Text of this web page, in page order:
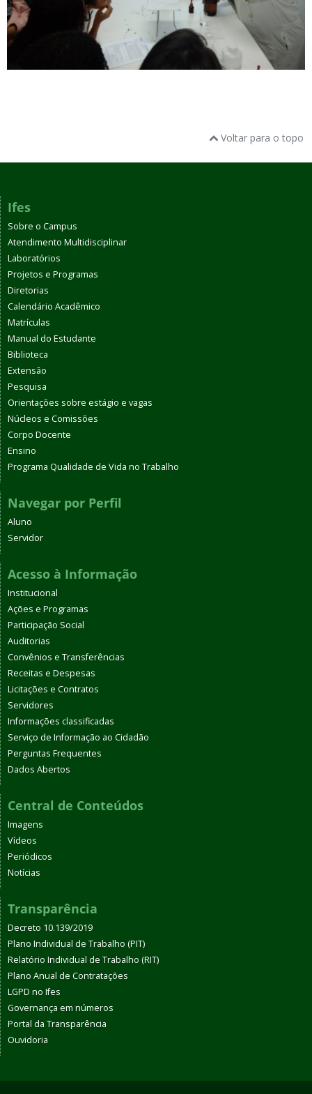
Voltar para o topo
Ifes
Sobre o Campus
Atendimento Multidisciplinar
Laboratórios
Projetos e Programas
Diretorias
Calendário Acadêmico
Matrículas
Manual do Estudante
Biblioteca
Extensão
Pesquisa
Orientações sobre estágio e vagas
Núcleos e Comissões
Corpo Docente
Ensino
Programa Qualidade de Vida no Trabalho
Navegar por Perfil
Aluno
Servidor
Acesso à Informação
Institucional
Ações e Programas
Participação Social
Auditorias
Convênios e Transferências
Receitas e Despesas
Licitações e Contratos
Servidores
Informações classificadas
Serviço de Informação ao Cidadão
Perguntas Frequentes
Dados Abertos
Central de Conteúdos
Imagens
Vídeos
Periódicos
Notícias
Transparência
Decreto 10.139/2019
Plano Individual de Trabalho (PIT)
Relatório Individual de Trabalho (RIT)
Plano Anual de Contratações
LGPD no Ifes
Governança em números
Portal da Transparência
Ouvidoria